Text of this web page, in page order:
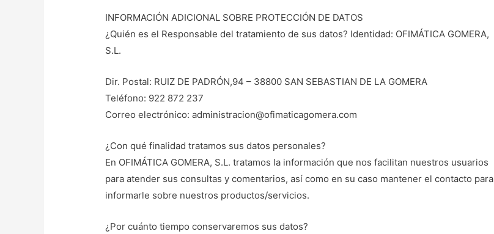
INFORMACIÓN ADICIONAL SOBRE PROTECCIÓN DE DATOS
¿Quién es el Responsable del tratamiento de sus datos? Identidad: OFIMÁTICA GOMERA,
S.L.
Dir. Postal: RUIZ DE PADRÓN,94 – 38800 SAN SEBASTIAN DE LA GOMERA
Teléfono: 922 872 237
Correo electrónico: administracion@ofimaticagomera.com
¿Con qué finalidad tratamos sus datos personales?
En OFIMÁTICA GOMERA, S.L. tratamos la información que nos facilitan nuestros usuarios
para atender sus consultas y comentarios, así como en su caso mantener el contacto para
informarle sobre nuestros productos/servicios.
¿Por cuánto tiempo conservaremos sus datos?